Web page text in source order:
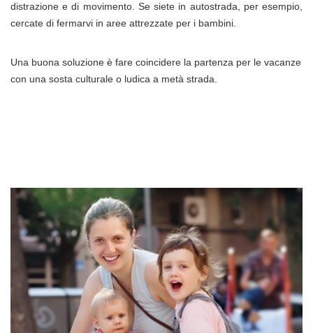
distrazione e di movimento. Se siete in autostrada, per esempio,
cercate di fermarvi in aree attrezzate per i bambini.
Una buona soluzione è fare coincidere la partenza per le vacanze
con una sosta culturale o ludica a metà strada.